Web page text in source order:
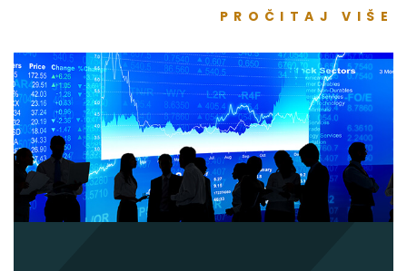
PROČITAJ VIŠE